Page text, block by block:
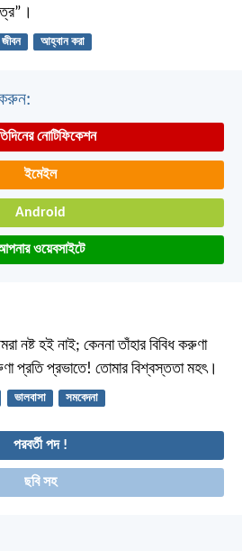
জীবন আহ্বান করা
নোটিফিকেশন
ইমেইল
Android
ওয়েবসাইটে
নষ্ট হই নাই; কেননা তাঁহার বিবিধ করুণা
প্রতি প্রভাতে! তোমার বিশ্বস্ততা মহৎ।
ভালবাসা সমবেদনা
পরবর্তী পদ !
ছবি সহ